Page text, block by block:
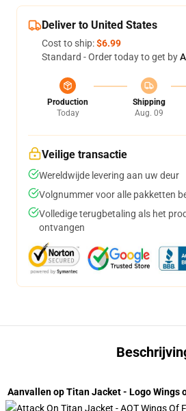
Deliver to United States
Cost to ship:$6.99
Standard - Order today to get by
Production
Today
Shipping
Aug. 09
Veilige transactie
Wereldwijde levering aan uw deur
Volgnummer voor alle pakketten
Volledige terugbetaling als het
ontvangen
Aanvallen op Titan Jacket - Logo Wings